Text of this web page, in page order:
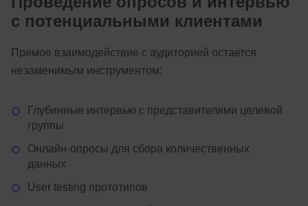
с потенциальными клиентами
Прямое взаимодействие с аудиторией остается
незаменимым инструментом:
Глубинные интервью с представителями целевой
группы
Онлайн-опросы для сбора количественных
данных
User testing прототипов